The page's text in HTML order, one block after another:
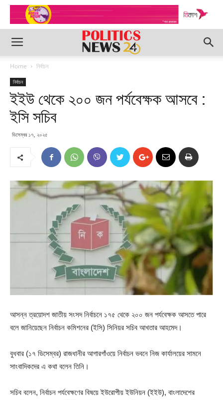
Home নির্বাচন
নির্বাচন
ইইউ থেকে ২০০ জন পর্যবেক্ষক আসবে :
ইসি সচিব
ডিসেম্বর ১৭, ২০২৫
আসন্ন ত্রয়োদশ জাতীয় সংসদ নির্বাচনে ১৭৫ থেকে ২০০ জন পর্যবেক্ষক আসতে পারে
বলে জানিয়েছেন নির্বাচন কমিশনের (ইসি) সিনিয়র সচিব আখতার আহমেদ।
বুধবার (১৭ ডিসেম্বর) রাজধানীর আগারগাঁওয়ে নির্বাচন ভবনে নিজ কার্যালয়ের সামনে
সাংবাদিকদের এ কথা বলেন তিনি।
সচিব বলেন, নির্বাচন পর্যবেক্ষণের বিষয়ে ইউরোপীয় ইউনিয়ন (ইইউ), বাংলাদেশের